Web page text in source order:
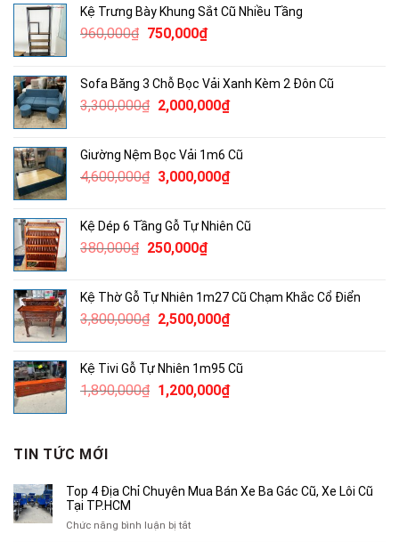
Kệ Trưng Bày Khung Sắt Cũ Nhiều Tầng
960,000₫ Giá
960,000₫.
750,000₫Giá
là:
750,000₫.
Sofa Băng 3 Chỗ Bọc Vải Xanh Kèm 2 Đôn Cũ
3,300,000₫ Giá
3,300,000₫.
2,000,000₫Giá
là:
2,000,000₫.
Giường Nệm Bọc Vải 1m6 Cũ
4,600,000₫ Giá
4,600,000₫.
3,000,000₫Giá
là:
Kệ Dép 6 Tầng Gỗ Tự Nhiên Cũ
380,000₫ Giá
380,000₫.
250,000₫Giá
là:
250,000₫.
Kệ Thờ Gỗ Tự Nhiên 1m27 Cũ Chạm Khắc Cổ Điển
3,800,000₫ Giá
3,800,000₫.
2,500,000₫Giá
là:
2,500,000₫.
Kệ Tivi Gỗ Tự Nhiên 1m95 Cũ
1,890,000₫ Giá
1,200,000₫Giá
TIN TỨC MỚI
Top 4 Địa Chỉ Chuyên Mua Bán Xe Ba Gác Cũ, Xe Lôi Cũ
Tại TP.HCM
Chức năng bình luận bị tắtở